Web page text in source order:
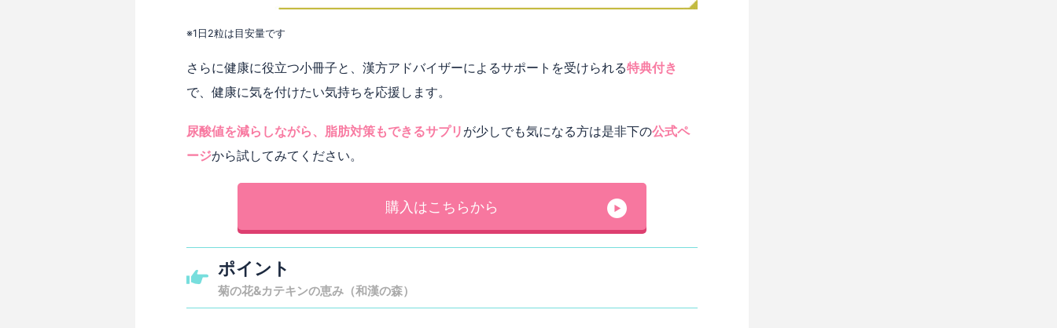
※1日2粒は目安量です
さらに健康に役立つ小冊子と、漢方アドバイザーによるサポートを受けられる特典付き
で、健康に気を付けたい気持ちを応援します。
尿酸値を減らしながら、脂肪対策もできるサプリ が少しでも気になる方は是非下の公式ペ
ージから試してみてください。
購入はこちらから
ポイント
菊の花&カテキンの恵み（和漢の森）